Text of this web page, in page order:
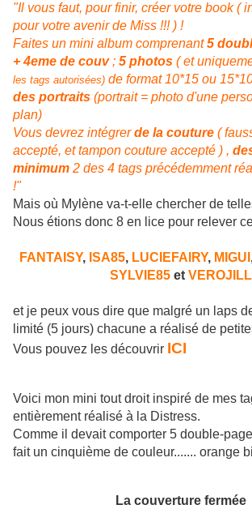
"Il vous faut, pour finir, créer votre book (
pour votre avenir de Miss !!! ) !
Faites un mini album comprenant5
+ 4eme de couv; 5 photos ( et
les tags autorisées) de format 10*15 ou
des portraits (portrait = photo d'une
plan)
Vous devrez intégrerde la couture (
accepté, et tampon couture accepté ) ,
minimum 2 des 4 tags précédemment
!"
Mais où Mylène va-t-elle chercher de
Nous étions donc 8 en lice pour relever
FANTAISY, ISA85, LUCIEFAIRY, MIGUI
SYLVIE85 et VEROJILL
et je peux vous dire que malgré un laps
limité (5 jours) chacune a réalisé de
Vous pouvez les découvrir ICI
Voici mon mini tout droit inspiré de mes
entièrement réalisé à la Distress.
Comme il devait comporter 5 double-
fait un cinquième de couleur....... orange
La couverture fermée